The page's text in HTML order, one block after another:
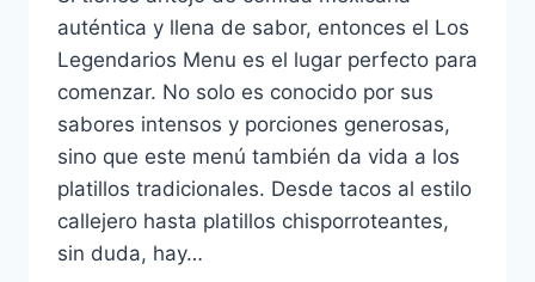
auténtica y llena de sabor, entonces el Los
Legendarios Menu es el lugar perfecto para
comenzar. No solo es conocido por sus
sabores intensos y porciones generosas,
sino que este menú también da vida a los
platillos tradicionales. Desde tacos al estilo
callejero hasta platillos chisporroteantes,
sin duda, hay…